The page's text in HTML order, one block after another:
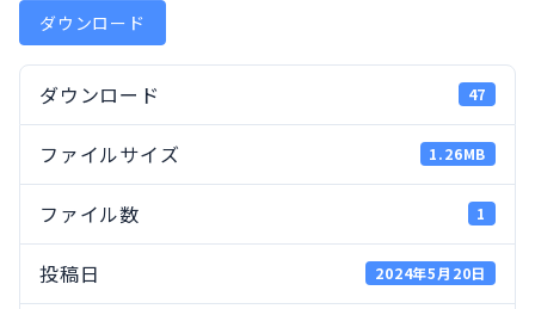
ダウンロード
ダウンロード 47
ファイルサイズ 1.26MB
ファイル数 1
投稿日 2024年5月20日